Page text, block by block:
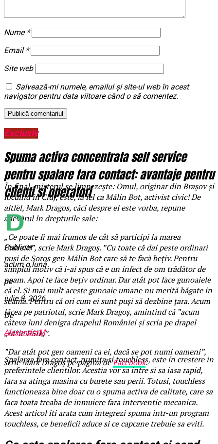
În final, misterul se limpezește: Omul, originar din Brașov și
locuind în Cluj, este, la fel ca Mălin Bot, activist civic! De
altfel, Mark Dragos, căci despre el este vorba, repune
adevărul în drepturile sale:
„Ce poate fi mai frumos de cât să participi la marea
Unire!!!”, scrie Mark Dragoș. ”Cu toate că dai peste ordinari
puși de Soros gen Mălin Bot care să te facă bețiv. Pentru
simplul motiv că i-ai spus că e un infect de om trădător de
neam. Apoi te face bețiv ordinar. Dar atât pot face gunoaiele
că el. Și mai mult aceste gunoaie umane nu merită băgate in
seamă. Pentru că ori cum ei sunt puși să dezbine țara. Acum
făcea pe patriotul, scrie Mark Dragoș, amintind că ”acum
câteva luni denigra drapelul României și scria pe drapel
„M*ie PSD„”.
”Dar atât pot gen oameni ca ei, dacă se pot numi oameni”,
scrie Mark Dragoș pe pagina deFacebook.
Nume *
Email *
Site web
Salvează-mi numele, emailul și site-ul web în acest
navigator pentru data viitoare când o să comentez.
Exclusiv
Spuma activa concentrata self service
pentru spalare fara contact: avantaje pentru
clienti si operatori
Publicat
acum o lună
pe
iulie 8, 2026
De
AlexandraM
Spalarea fara contact, numita si touchless, este in crestere in
preferintele clientilor. Acestia vor sa intre si sa iasa rapid,
fara sa atinga masina cu burete sau perii. Totusi, touchless
functioneaza bine doar cu o spuma activa de calitate, care sa
faca toata treaba de inmuiere fara interventie mecanica.
Acest articol iti arata cum integrezi spuma intr-un program
touchless, ce beneficii aduce si ce capcane trebuie sa eviti.